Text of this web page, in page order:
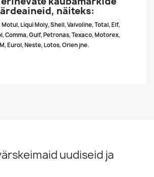
näiteks:
Liqui Moly, Shell, Valvoline, Total, Elf,
Comma, Gulf, Petronas, Texaco, Motorex,
Eurol, Neste, Lotos, Orlen jne.
uudiseid ja